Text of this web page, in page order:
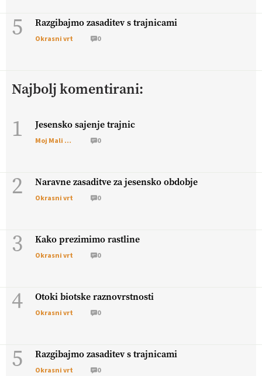
5 Razgibajmo zasaditev s trajnicami
Okrasni vrt 0
Najbolj komentirani:
1 Jesensko sajenje trajnic
Moj Mali Svet 0
2 Naravne zasaditve za jesensko obdobje
Okrasni vrt 0
3 Kako prezimimo rastline
Okrasni vrt 0
4 Otoki biotske raznovrstnosti
Okrasni vrt 0
5 Razgibajmo zasaditev s trajnicami
Okrasni vrt 0